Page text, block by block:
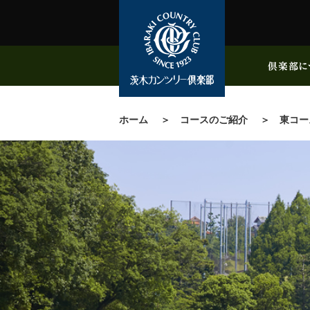
ホーム コースのご紹介 東コ